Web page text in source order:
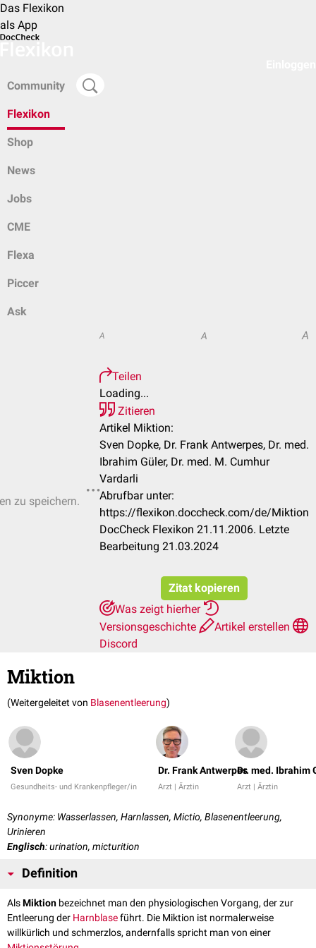
Das Flexikon
als App
Community
Flexikon
Shop
News
Jobs
CME
Flexa
Piccer
Ask
zu speichern.
A A A
Teilen
Loading...
Zitieren
Artikel Miktion:
Sven Dopke, Dr. Frank Antwerpes, Dr. med.
Ibrahim Güler, Dr. med. M. Cumhur
Vardarli
Abrufbar unter:
https://flexikon.doccheck.com/de/Miktion
DocCheck Flexikon 21.11.2006. Letzte
Bearbeitung 21.03.2024
Zitat kopieren
Was zeigt hierher
Versionsgeschichte
Artikel erstellen
Discord
Miktion
(Weitergeleitet von Blasenentleerung)
Sven Dopke
Gesundheits- und Krankenpfleger/in
Dr. Frank Antwerpes
Arzt | Ärztin
Dr. med. Ibrahim
Arzt | Ärztin
Synonyme: Wasserlassen, Harnlassen, Mictio, Blasenentleerung,
Urinieren
Englisch: urination, micturition
Definition
AlsMiktion bezeichnet man den physiologischen Vorgang, der zur
Entleerung der Harnblaseführt. Die Miktion ist normalerweise
willkürlich und schmerzlos, andernfalls spricht man von einer